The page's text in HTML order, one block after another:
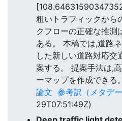
粗いトラフィックから
クフローの正確な推測
ある。 本稿では,道路
した新しい道路対応交
案する。 提案手法は,
ーマップを作成できる。
論文 参考訳（メタデー
29T07:51:49Z)